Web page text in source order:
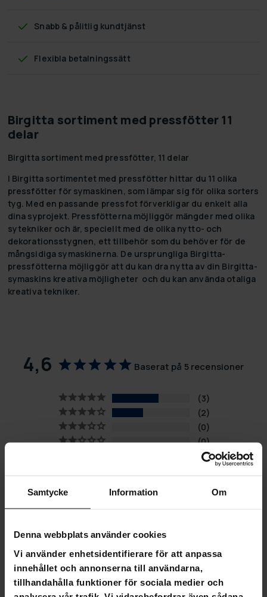
Samtycke Information Om
Denna webbplats använder cookies
Vi använder enhetsidentifierare för att anpassa
innehållet och annonserna till användarna,
tillhandahålla funktioner för sociala medier och
Snabb & pålitlig kundtjänst
Flexibla betalningssätt
Birgitta sortiment med pressfötter 11
delar
Birgitta sortiment med pressfötter, 11 delar
I Birgitta sortimentet med pressfötter hittar du 11 olika
pressfötter för symaskinen, som lämpar sig för olika sorters
tyg. Med en passande pressfot förverkligar du enkelt alla
dina syprojekt. Pressfötterna möjliggör mängder med olika
sytekniker och är, speciellt med de olika nytto- och
dekorationsstygnen, ett tillbehör som du behöver för de
mångsidiga symaskinerna. De ursprungliga Birgitta-
pressfötterna möjliggör att du kan dra nytta av din Birgitta-
symaskins kreativa möjligheter och du kan använda otaliga
kreativa tekniker.
4,6 Baserat på 5 recensioner
3
2
0
0
0
Recensioner Frågor